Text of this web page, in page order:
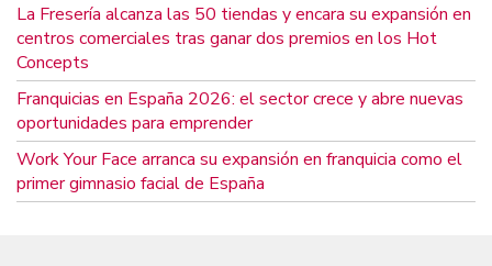
La Fresería alcanza las 50 tiendas y encara su expansión en
centros comerciales tras ganar dos premios en los Hot
Concepts
Franquicias en España 2026: el sector crece y abre nuevas
oportunidades para emprender
Work Your Face arranca su expansión en franquicia como el
primer gimnasio facial de España